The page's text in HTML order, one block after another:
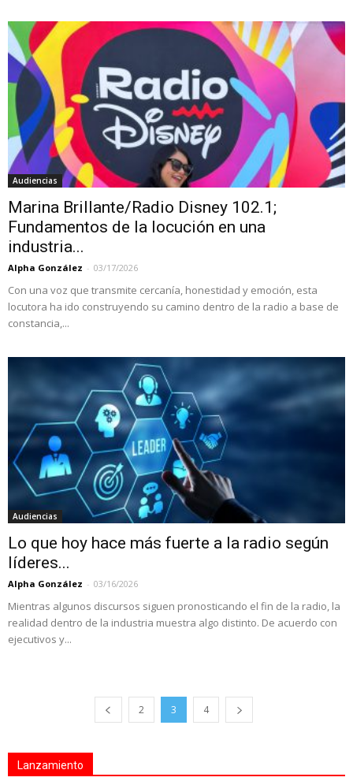
Audiencias
Marina Brillante/Radio Disney 102.1;
Fundamentos de la locución en una
industria...
Alpha González - 03/17/2026
Con una voz que transmite cercanía, honestidad y emoción, esta
locutora ha ido construyendo su camino dentro de la radio a base de
constancia,...
Audiencias
Lo que hoy hace más fuerte a la radio según
líderes...
Alpha González - 03/16/2026
Mientras algunos discursos siguen pronosticando el fin de la radio, la
realidad dentro de la industria muestra algo distinto. De acuerdo con
ejecutivos y...
2 3 4
Lanzamiento